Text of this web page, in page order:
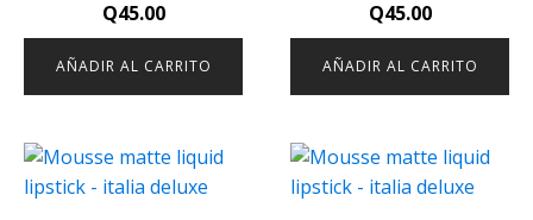
Q45.00
AÑADIR AL CARRITO
Q45.00
AÑADIR AL CARRITO